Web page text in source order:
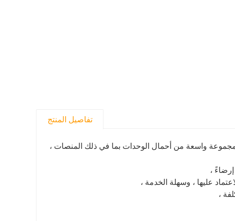
تفاصيل المنتج
مجموعة واسعة من أحمال الوحدات بما في ذلك المنصات ،
عليها ، وسهلة الخدمة ،
،